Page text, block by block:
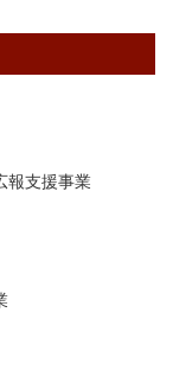
報支援事業